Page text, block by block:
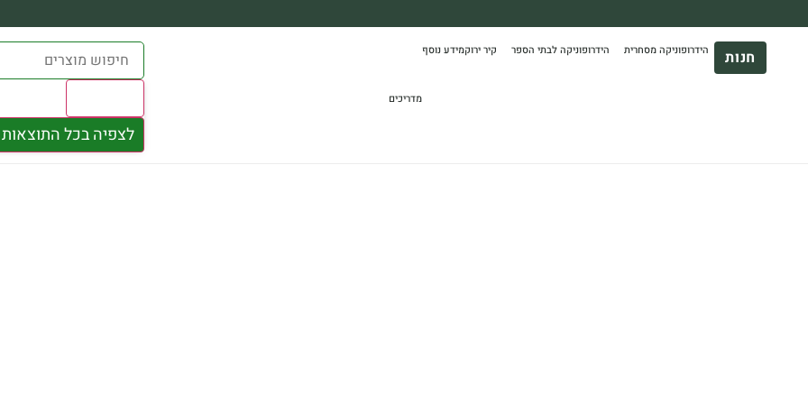
*בהתאם להגבלת גודל ומשקל
חנות הידרופוניקה מסחרית הידרופוניקה לבתי הספר קיר ירוקמידע נוסף
מדריכים
לצפיה בכל התוצאות